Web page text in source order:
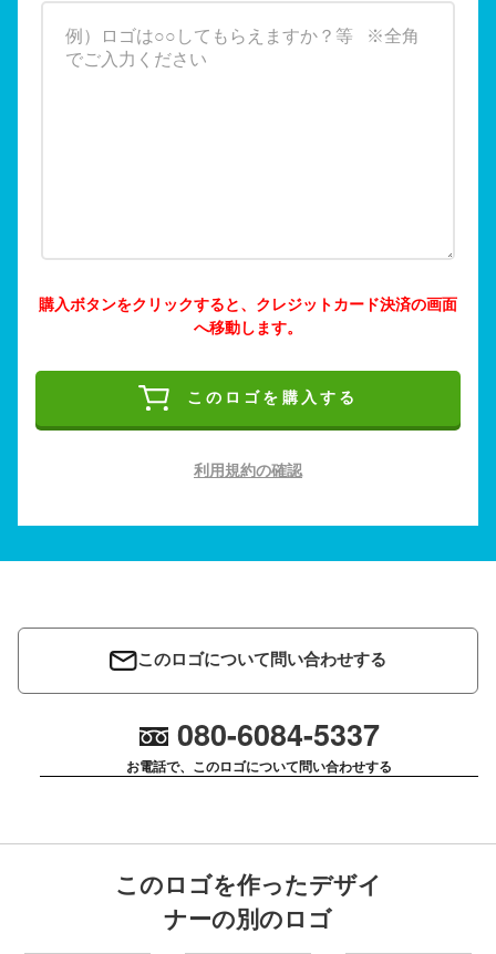
購入ボタンをクリックすると、クレジットカード決済の画面
へ移動します。
このロゴを購入する
利用規約の確認
このロゴについて問い合わせする
080-6084-5337
お電話で、このロゴについて問い合わせする
このロゴを作ったデザイ
ナーの別のロゴ